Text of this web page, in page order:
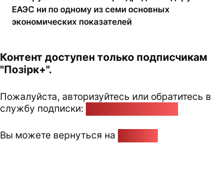
ЕАЭС ни по одному из семи основных
экономических показателей
Контент доступен только подписчикам
"Позірк+".
Пожалуйста, авторизуйтесь или обратитесь в
службу подписки:
Вы можете вернуться на